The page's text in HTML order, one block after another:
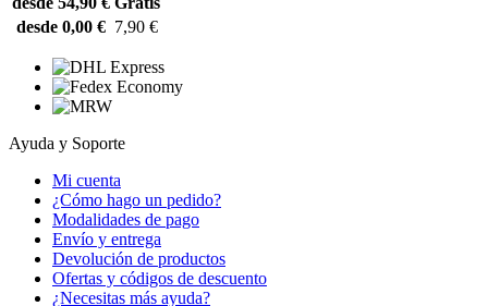
desde 0,00 € 7,90 €
Ayuda y Soporte
Mi cuenta
¿Cómo hago un pedido?
Modalidades de pago
Envío y entrega
Devolución de productos
Ofertas y códigos de descuento
¿Necesitas más ayuda?